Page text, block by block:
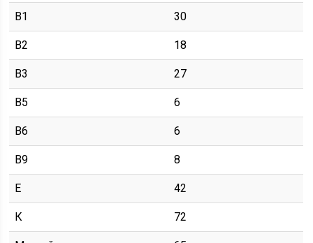
В1 30
В2 18
В3 27
В5 6
В6 6
В9 8
Е 42
К 72